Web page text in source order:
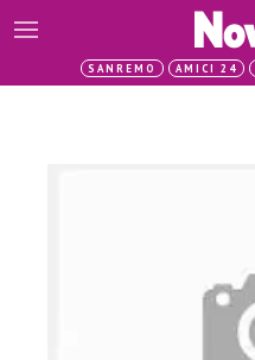
SANREMO AMICI 24